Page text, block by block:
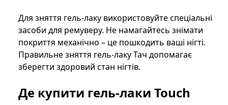
Для зняття гель-лаку використовуйте спеціальні
засоби для ремуверу. Не намагайтесь знімати
покриття механічно – це пошкодить ваші нігті.
Правильне зняття гель-лаку Тач допомагає
зберегти здоровий стан нігтів.
Де купити гель-лаки Touch